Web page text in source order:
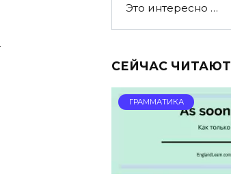
Это интересно …
СЕЙЧАС ЧИТАЮТ
ГРАММАТИКА